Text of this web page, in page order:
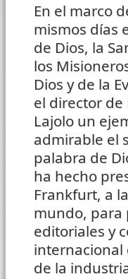
En el marco
mismos días
de Dios, la
los
Dios y de la
el director de
Lajolo un
admirable el
palabra de
ha hecho
Frankfurt, a
mundo, para
editoriales y
internacional
de la